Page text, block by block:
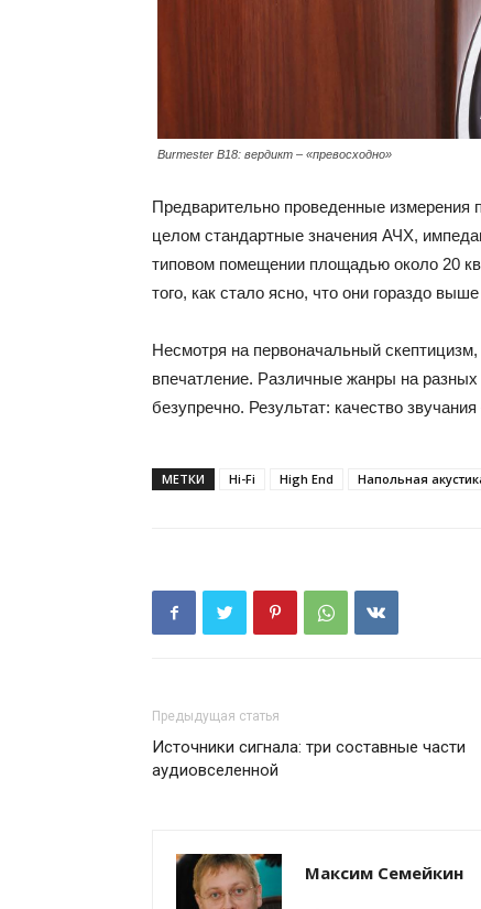
Burmester B18: вердикт – «превосходно»
Предварительно проведенные измерения
целом стандартные значения АЧХ,
типовом помещении площадью около 20
того, как стало ясно, что они гораздо
Несмотря на первоначальный скептицизм,
впечатление. Различные жанры на
безупречно. Результат: качество
МЕТКИ Hi-Fi High End Напольная
Предыдущая статья
Источники сигнала: три составные части
аудиовселенной
Максим Семейкин